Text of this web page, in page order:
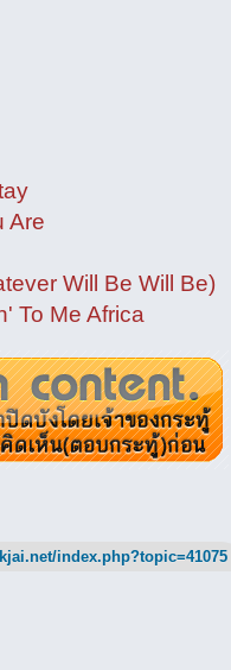
Are
Will Be Will Be)
To Me Africa
index.php?topic=41075